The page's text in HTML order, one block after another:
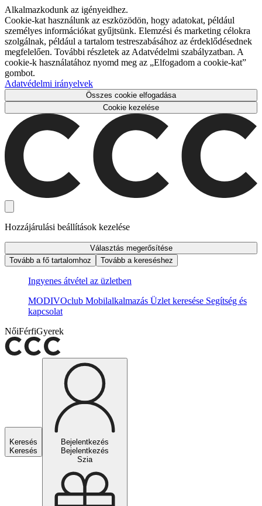
Alkalmazkodunk az igényeidhez.
Cookie-kat használunk az eszközödön, hogy adatokat, például
személyes információkat gyűjtsünk. Elemzési és marketing célokra
szolgálnak, például a tartalom testreszabásához az érdeklődésednek
megfelelően. További részletek az Adatvédelmi szabályzatban. A
cookie-k használatához nyomd meg az „Elfogadom a cookie-kat”
gombot.
Adatvédelmi irányelvek
Összes cookie elfogadása
Cookie kezelése
Hozzájárulási beállítások kezelése
Választás megerősítése
Tovább a fő tartalomhoz
Tovább a kereséshez
Ingyenes átvétel az üzletben
MODIVOclub Mobilalkalmazás Üzlet keresése Segítség és
kapcsolat
NőiFérfiGyerek
Keresés
Keresés
Bejelentkezés
Bejelentkezés
Szia